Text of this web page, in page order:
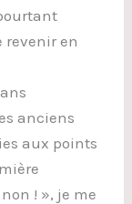
revenir en
anciens
aux points
! », je me